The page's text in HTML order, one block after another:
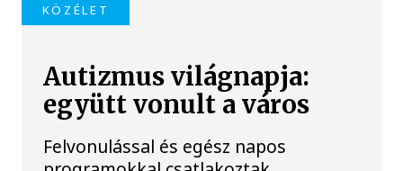
KÖZÉLET
Autizmus világnapja:
együtt vonult a város
Felvonulással és egész napos